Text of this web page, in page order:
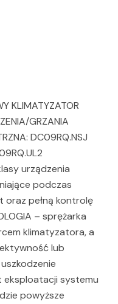
KLIMATYZATOR
GRZANIA
DC09RQ.NSJ
urządzenia
podczas
oraz pełną kontrolę
– sprężarka
klimatyzatora, a
lub
eksploatacji systemu
powyższe